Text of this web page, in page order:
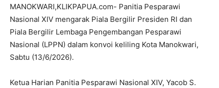
MANOKWARI,KLIKPAPUA.com- Panitia Pesparawi
Nasional XIV mengarak Piala Bergilir Presiden RI dan
Piala Bergilir Lembaga Pengembangan Pesparawi
Nasional (LPPN) dalam konvoi keliling Kota Manokwari,
Sabtu (13/6/2026).
Ketua Harian Panitia Pesparawi Nasional XIV, Yacob S.